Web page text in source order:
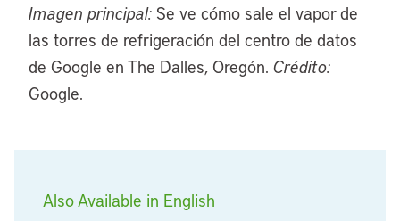
Also Available in English
Imagen principal: Se ve cómo sale el vapor de
las torres de refrigeración del centro de datos
de Google en The Dalles, Oregón. Crédito:
Google.